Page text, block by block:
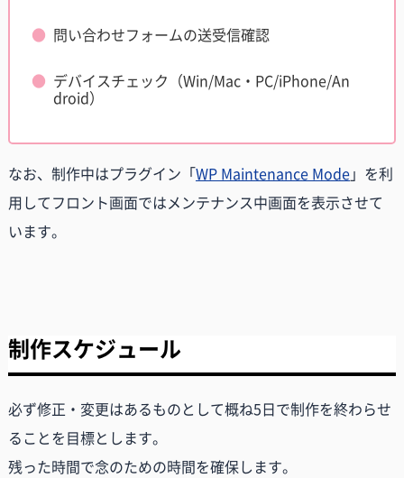
問い合わせフォームの送受信確認
デバイスチェック（Win/Mac・PC/iPhone/An
droid）
なお、制作中はプラグイン「WP Maintenance Mode」を利
用してフロント画面ではメンテナンス中画面を表示させて
います。
制作スケジュール
必ず修正・変更はあるものとして概ね5日で制作を終わらせ
ることを目標とします。
残った時間で念のための時間を確保します。